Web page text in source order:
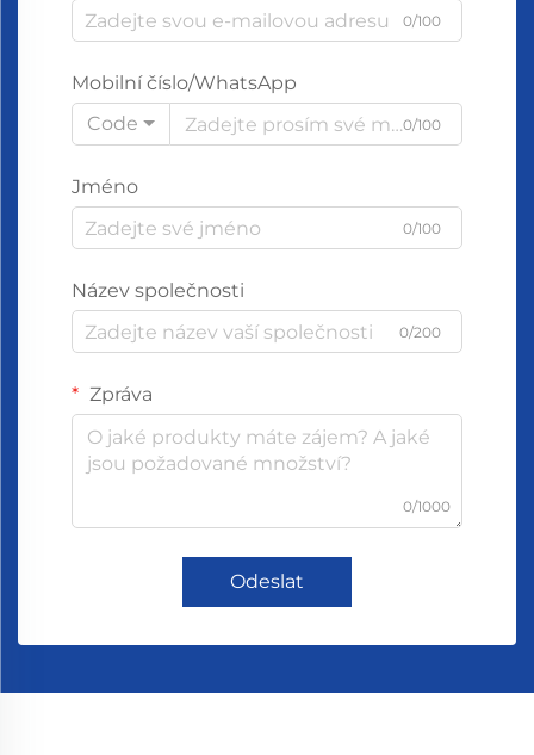
0/100
Mobilní číslo/WhatsApp
Code
0/100
Jméno
0/100
Název společnosti
0/200
Zpráva
0/1000
Odeslat